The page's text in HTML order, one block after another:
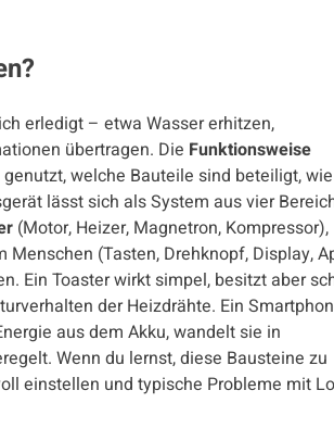
erledigt – etwa Wasser erhitzen,
übertragen. Die Funktionsweise
welche Bauteile sind beteiligt, wie
lässt sich als System aus vier
(Motor, Heizer, Magnetron, Kompressor),
Menschen (Tasten, Drehknopf, Display,
Ein Toaster wirkt simpel, besitzt aber
der Heizdrähte. Ein
aus dem Akku, wandelt sie in
Wenn du lernst, diese Bausteine zu
einstellen und typische Probleme mit